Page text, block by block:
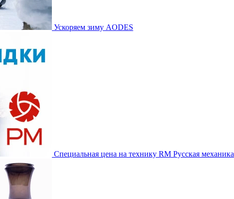
Ускоряем зиму AODES
Специальная цена на технику RM Русская механика